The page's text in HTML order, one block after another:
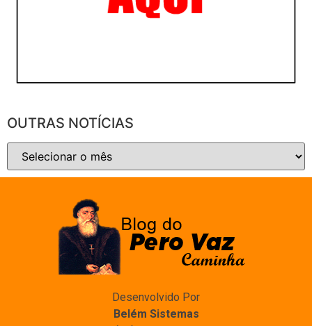
OUTRAS NOTÍCIAS
Desenvolvido Por
Belém Sistemas